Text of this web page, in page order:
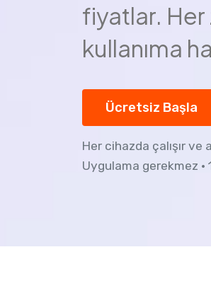
fiyatlar. Her
kullanıma
Ücretsiz Başla
Her cihazda çalışır ve
Uygulama gerekmez